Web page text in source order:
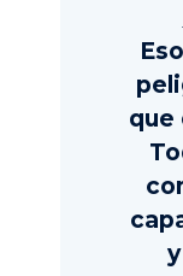
que